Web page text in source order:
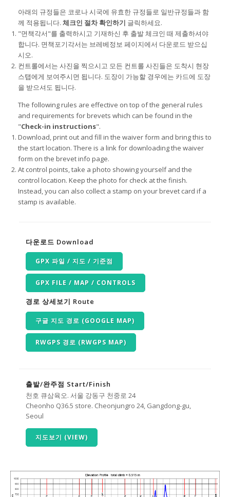
아래의 규정들은 코로나 시국에 유효한 규정들로 일반규정들과 함
께 적용됩니다. 체크인 절차 확인하기 글릭하세요.
"면책각서"를 출력하시고 기재하신 후 출발 체크인 때 제출하셔야
합니다. 면책포기각서는 브레베정보 페이지에서 다운로드 받으십
시오.
컨트롤에서는 사진을 찍으시고 모든 컨트롤 사진들은 도착시 현장
스탭에게 보여주시면 됩니다. 도장이 가능할 경우에는 카드에 도장
을 받으셔도 됩니다.
The following rules are effective on top of the general rules
and requirements for brevets which can be found in the
"Check-in instructions".
Download, print out and fill in the waiver form and bring this to
the start location. There is a link for downloading the waiver
form on the brevet info page.
At control points, take a photo showing yourself and the
control location. Keep the photo for check at the finish.
Instead, you can also collect a stamp on your brevet card if a
stamp is available.
다운로드 Download
GPX 파일 / 지도 / 기준점
GPX FILE / MAP / CONTROLS
경로 상세보기 Route
구글 지도 경로 (GOOGLE MAP)
RWGPS 경로 (RWGPS MAP)
출발/완주점 Start/Finish
천호 큐삼육오. 서울 강동구 천중로 24
Cheonho Q36.5 store. Cheonjungro 24, Gangdong-gu,
Seoul
지도보기 (VIEW)